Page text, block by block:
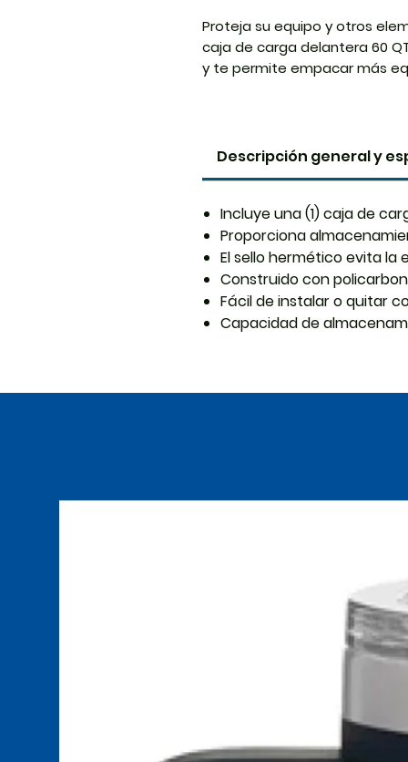
Proteja su equipo y otros
caja de carga delantera 60
y te permite empacar más
pestillos y manijas laterales
y un almacenamiento
Descripción general y
Incluye una (1) caja de
Proporciona
El sello hermético evita la
Construido con
Fácil de instalar o quitar
Capacidad de